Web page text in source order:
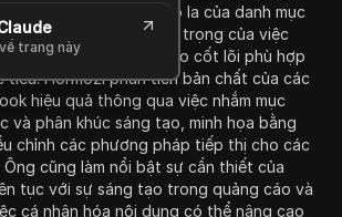
trang này
năm trên 200 triệu đô la của danh mục
nhấn mạnh tầm quan trọng của việc
nguyên tắc quảng cáo cốt lõi phù hợp
tiêu. Hormozi phân tích bản chất của các
hiệu quả thông qua việc nhắm mục
và phân khúc sáng tạo, minh họa bằng
chỉnh các phương pháp tiếp thị cho các
Ông cũng làm nổi bật sự cần thiết của
tục với sự sáng tạo trong quảng cáo và
cá nhân hóa nội dung có thể nâng cao